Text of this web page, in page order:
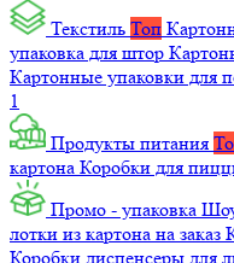
Текстиль Топ
упаковка для штор
Картонные упаковки для
1
Продукты питания
картона Коробки для
Промо - упаковка
лотки из картона на заказ
Коробки диспенсеры для